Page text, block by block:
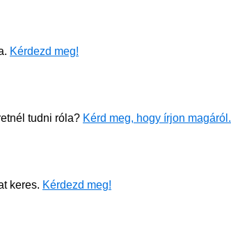
Kérdezd meg!
tudni róla? Kérd meg, hogy írjon magáról.
keres. Kérdezd meg!